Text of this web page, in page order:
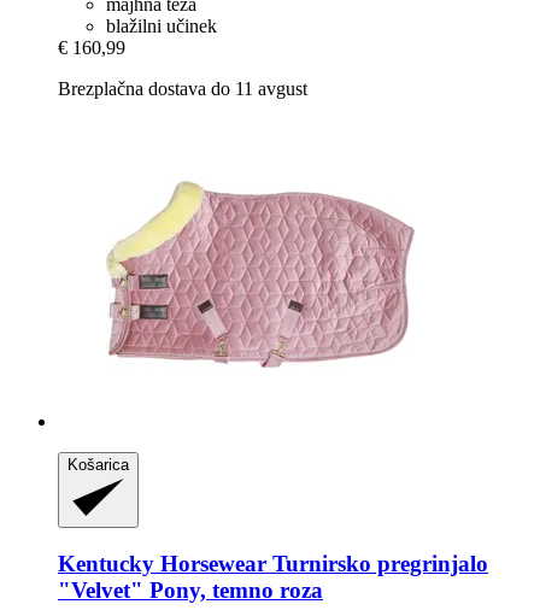
blažilni učinek
€ 160,99
Brezplačna dostava do 11 avgust
Košarica
Kentucky Horsewear Turnirsko pregrinjalo
"Velvet" Pony, temno roza